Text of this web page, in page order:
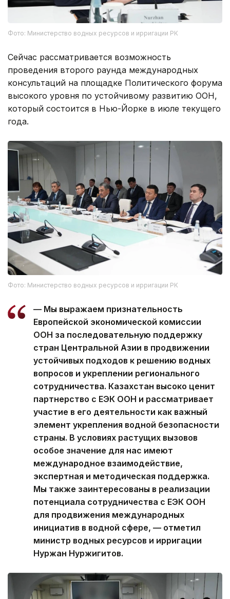
Фото: Министерство водных ресурсов и ирригации РК
Сейчас рассматривается возможность
проведения второго раунда международных
консультаций на площадке Политического форума
высокого уровня по устойчивому развитию ООН,
который состоится в Нью-Йорке в июле текущего
года.
Фото: Министерство водных ресурсов и ирригации РК
— Мы выражаем признательность
Европейской экономической комиссии
ООН за последовательную поддержку
стран Центральной Азии в продвижении
устойчивых подходов к решению водных
вопросов и укреплении регионального
сотрудничества. Казахстан высоко ценит
партнерство с ЕЭК ООН и рассматривает
участие в его деятельности как важный
элемент укрепления водной безопасности
страны. В условиях растущих вызовов
особое значение для нас имеют
международное взаимодействие,
экспертная и методическая поддержка.
Мы также заинтересованы в реализации
потенциала сотрудничества с ЕЭК ООН
для продвижения международных
инициатив в водной сфере, — отметил
министр водных ресурсов и ирригации
Нуржан Нуржигитов.